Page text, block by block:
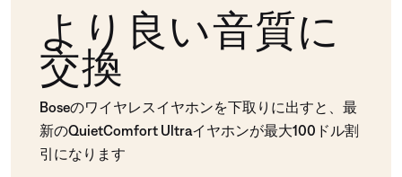
より良い音質に
交換
Boseのワイヤレスイヤホンを下取りに出すと、最
新のQuietComfort Ultraイヤホンが最大100ドル割
引になります